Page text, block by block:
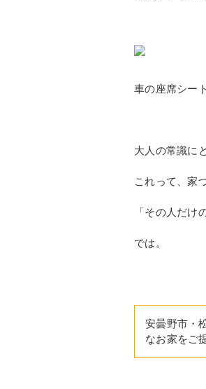
車の座席シー
大人の常識に
これって、家
「その人だけ
では。
安曇野市・
なお家をご